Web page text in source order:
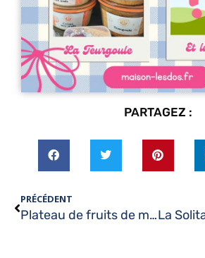
PARTAGEZ :
PRÉCÉDENT
Plateau de fruits de mer…